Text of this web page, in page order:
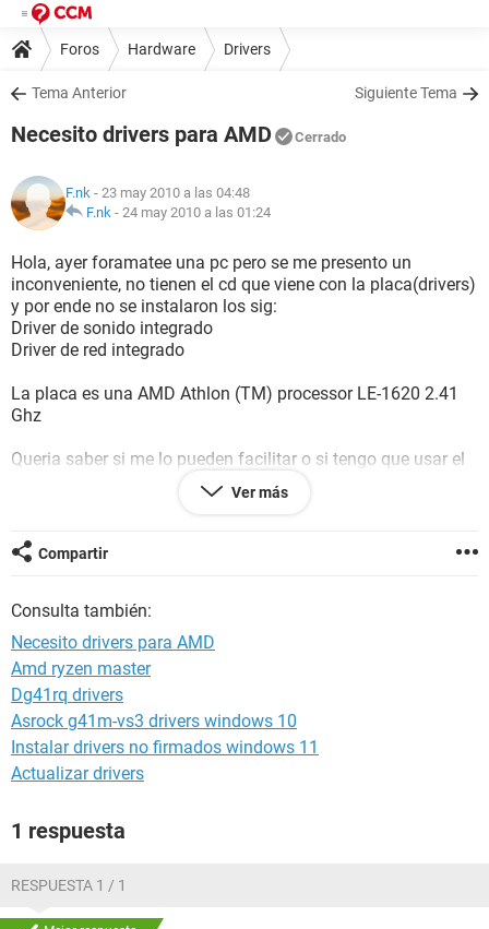
Foros Hardware Drivers
Tema Anterior Siguiente Tema
Necesito drivers para AMD Cerrado
F.nk - 23 may 2010 a las 04:48
F.nk - 24 may 2010 a las 01:24
Hola, ayer foramatee una pc pero se me presento un
inconveniente, no tienen el cd que viene con la placa(drivers)
y por ende no se instalaron los sig:
Driver de sonido integrado
Driver de red integrado
La placa es una AMD Athlon (TM) processor LE-1620 2.41
Ghz
Queria saber si me lo pueden facilitar o si tengo que usar el
EVEREST para saber como se llaman y eso. Estare
Saludos
Ver más
Compartir
Consulta también:
Necesito drivers para AMD
Amd ryzen master
Dg41rq drivers
Asrock g41m-vs3 drivers windows 10
Instalar drivers no firmados windows 11
Actualizar drivers
1 respuesta
RESPUESTA 1 / 1